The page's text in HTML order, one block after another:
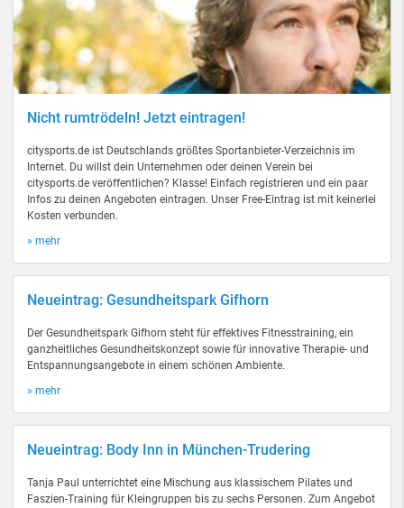
Nicht rumtrödeln! Jetzt eintragen!
citysports.de ist Deutschlands größtes Sportanbieter-Verzeichnis im
Internet. Du willst dein Unternehmen oder deinen Verein bei
citysports.de veröffentlichen? Klasse! Einfach registrieren und ein paar
Infos zu deinen Angeboten eintragen. Unser Free-Eintrag ist mit keinerlei
Kosten verbunden.
» mehr
Neueintrag: Gesundheitspark Gifhorn
Der Gesundheitspark Gifhorn steht für effektives Fitnesstraining, ein
ganzheitliches Gesundheitskonzept sowie für innovative Therapie- und
Entspannungsangebote in einem schönen Ambiente.
» mehr
Neueintrag: Body Inn in München-Trudering
Tanja Paul unterrichtet eine Mischung aus klassischem Pilates und
Faszien-Training für Kleingruppen bis zu sechs Personen. Zum Angebot